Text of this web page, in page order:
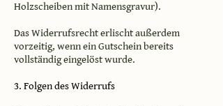
Holzscheiben mit Namensgravur).
Das Widerrufsrecht erlischt außerdem
vorzeitig, wenn ein Gutschein bereits
vollständig eingelöst wurde.
3. Folgen des Widerrufs